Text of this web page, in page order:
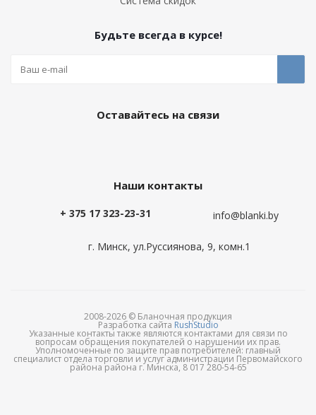
Будьте всегда в курсе!
Оставайтесь на связи
Наши контакты
+ 375 17 323-23-31 info@blanki.by
г. Минск, ул.Руссиянова, 9, комн.1
2008-2026 © Бланочная продукция
Разработка сайта RushStudio
Указанные контакты также являются контактами для связи по
вопросам обращения покупателей о нарушении их прав.
Уполномоченные по защите прав потребителей: главный
специалист отдела торговли и услуг администрации Первомайского
района района г. Минска, 8 017 280-54-65